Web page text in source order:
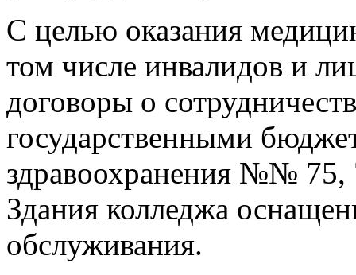
С целью оказания
том числе инвалидов и
договоры о
государственными
здравоохранения №№
Здания колледжа
обслуживания.